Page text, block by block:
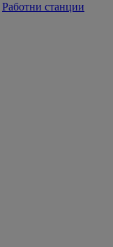
Работни станции